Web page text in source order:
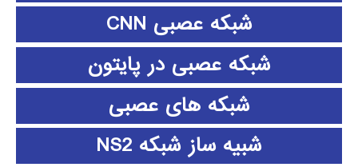
شبکه عصبی CNN
شبکه عصبی در پایتون
شبکه های عصبی
شبیه ساز شبکه NS2